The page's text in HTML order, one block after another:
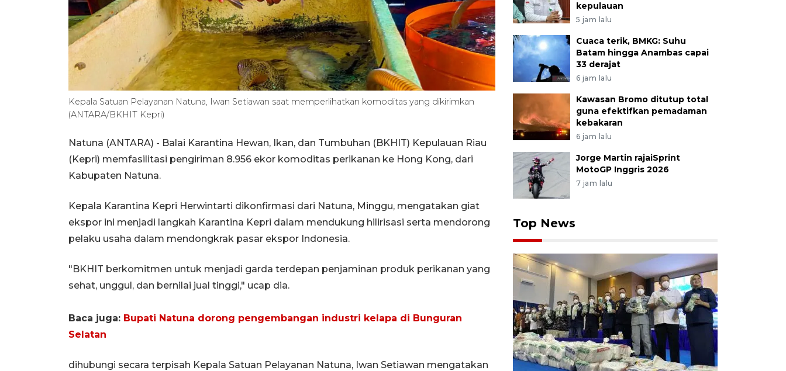
Kepala Satuan Pelayanan Natuna, Iwan Setiawan saat memperlihatkan komoditas yang dikirimkan
(ANTARA/BKHIT Kepri)
Natuna (ANTARA) - Balai Karantina Hewan, Ikan, dan Tumbuhan (BKHIT) Kepulauan Riau
(Kepri) memfasilitasi pengiriman 8.956 ekor komoditas perikanan ke Hong Kong, dari
Kabupaten Natuna.
Kepala Karantina Kepri Herwintarti dikonfirmasi dari Natuna, Minggu, mengatakan giat
ekspor ini menjadi langkah Karantina Kepri dalam mendukung hilirisasi serta mendorong
pelaku usaha dalam mendongkrak pasar ekspor Indonesia.
"BKHIT berkomitmen untuk menjadi garda terdepan penjaminan produk perikanan yang
sehat, unggul, dan bernilai jual tinggi," ucap dia.
Baca juga: Bupati Natuna dorong pengembangan industri kelapa di Bunguran
Selatan
dihubungi secara terpisah Kepala Satuan Pelayanan Natuna, Iwan Setiawan mengatakan
kepulauan
5 jam lalu
Cuaca terik, BMKG: Suhu
Batam hingga Anambas capai
33 derajat
6 jam lalu
Kawasan Bromo ditutup total
guna efektifkan pemadaman
kebakaran
6 jam lalu
Jorge Martin rajaiSprint
MotoGP Inggris 2026
7 jam lalu
Top News